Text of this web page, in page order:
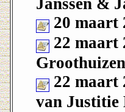
Janssen &
20 maart
22 maart
Groothuizen
22 maart
van Justitie